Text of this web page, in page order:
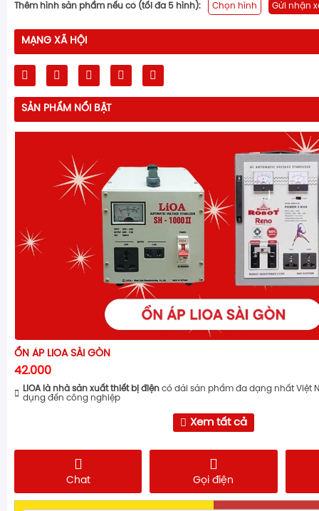
Thêm hình sản phẩm nếu có (tối đa 5 hình): Chọn hình Gửi nhận
MẠNG XÃ HỘI
SẢN PHẨM NỔI BẬT
ỔN ÁP LIOA SÀI GÒN
42.000
LiOA là nhà sản xuất thiết bị điện có dải sản phẩm đa dạng nhất Việt
dụng đến công nghiệp
Xem tất cả
Chat Gọi điện